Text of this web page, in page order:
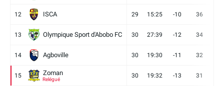
12 ISCA 29 15:25 -10 36
13 Olympique Sport d'Abobo FC 30 27:39 -12 34
14 Agboville 30 19:30 -11 32
15 Zoman
Relégué
30 19:32 -13 31